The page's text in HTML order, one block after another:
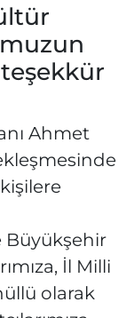
Ahmet
Büyükşehir
İl Milli
olarak